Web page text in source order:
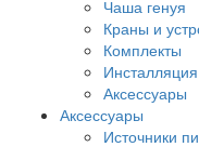
Чаша генуя
Краны и
Комплекты
Инсталляция
Аксессуары
Аксессуары
Источники